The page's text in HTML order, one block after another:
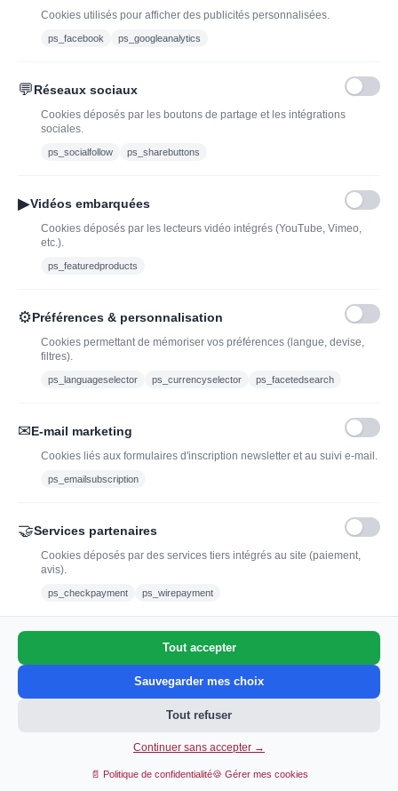
Offres du moment
Bouteilles d'exception
champagnes & spiritueux
à découvrir| J’adopte un
vin
bouteille de champagne,
Caviste en ligne pour l’adoption de vin, champagne,
contact@jadopteunvin.fr
Cookies utilisés pour afficher des publicités personnalisées.
ps_facebook ps_googleanalytics
💬Réseaux sociaux
Cookies déposés par les boutons de partage et les intégrations
sociales.
ps_socialfollow ps_sharebuttons
▶Vidéos embarquées
Cookies déposés par les lecteurs vidéo intégrés (YouTube, Vimeo,
etc.).
ps_featuredproducts
⚙Préférences & personnalisation
Cookies permettant de mémoriser vos préférences (langue, devise,
filtres).
ps_languageselector ps_currencyselector ps_facetedsearch
✉E-mail marketing
Cookies liés aux formulaires d'inscription newsletter et au suivi e-mail.
ps_emailsubscription
🤝Services partenaires
Cookies déposés par des services tiers intégrés au site (paiement,
avis).
ps_checkpayment ps_wirepayment
Tout accepter
Sauvegarder mes choix
Tout refuser
Continuer sans accepter →
📄 Politique de confidentialité🍪 Gérer mes cookies